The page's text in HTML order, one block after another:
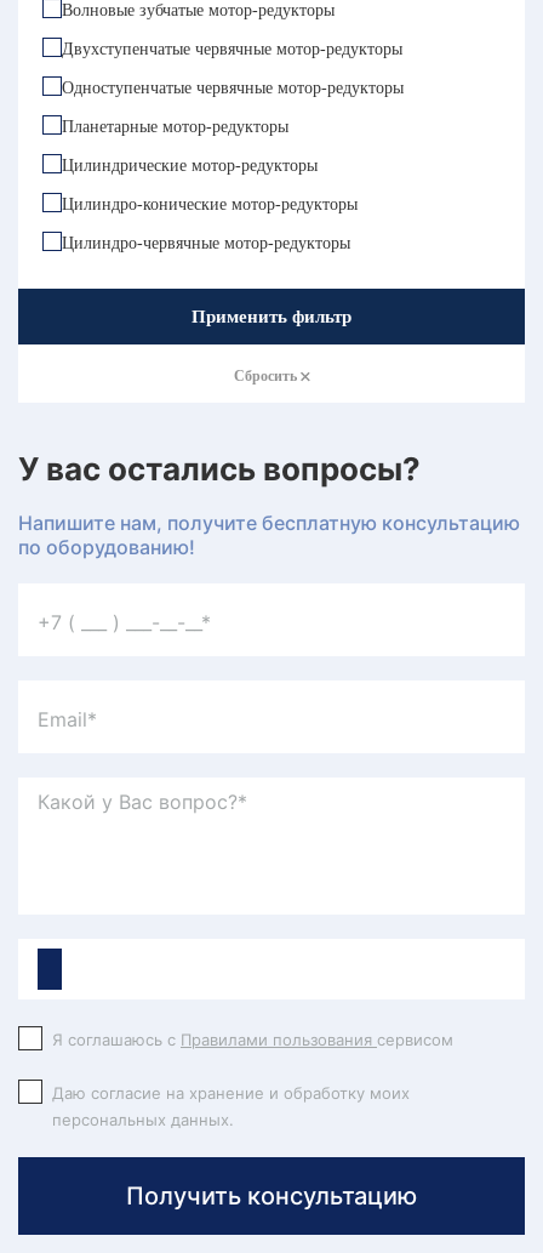
Волновые зубчатые мотор-редукторы
Двухступенчатые червячные мотор-редукторы
Одноступенчатые червячные мотор-редукторы
Планетарные мотор-редукторы
Цилиндрические мотор-редукторы
Цилиндро-конические мотор-редукторы
Цилиндро-червячные мотор-редукторы
Применить фильтр
Сбросить
У вас остались вопросы?
Напишите нам, получите бесплатную консультацию
по оборудованию!
Я соглашаюсь с Правилами пользования сервисом
Даю согласие на хранение и обработку моих
персональных данных.
Получить консультацию